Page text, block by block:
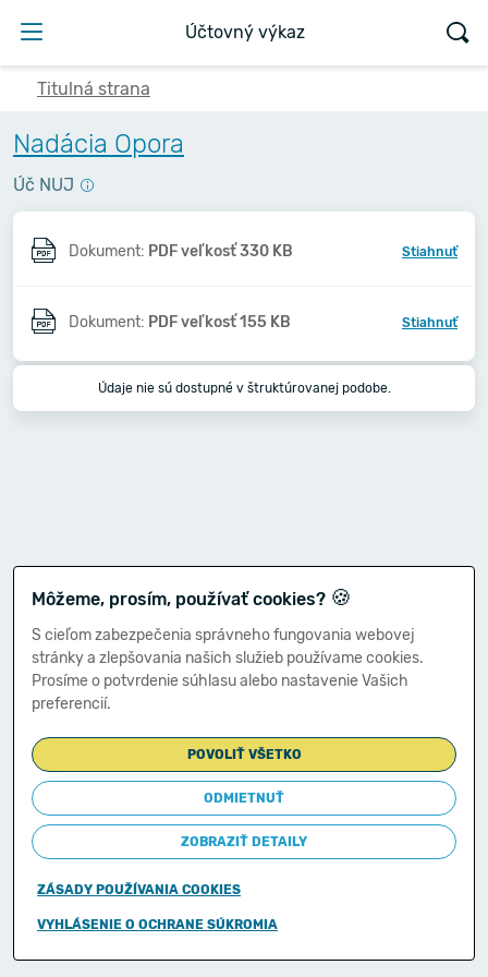
Účtovný výkaz
Titulná strana
Nadácia Opora
Úč NUJ
Dokument: PDF veľkosť 330 KB Stiahnuť
Dokument: PDF veľkosť 155 KB Stiahnuť
Údaje nie sú dostupné v štruktúrovanej podobe.
Môžeme, prosím, používať cookies? 🍪
S cieľom zabezpečenia správneho fungovania webovej
stránky a zlepšovania našich služieb používame cookies.
Prosíme o potvrdenie súhlasu alebo nastavenie Vašich
preferencií.
POVOLIŤ VŠETKO
ODMIETNUŤ
ZOBRAZIŤ DETAILY
ZÁSADY POUŽÍVANIA COOKIES
VYHLÁSENIE O OCHRANE SÚKROMIA
Copyright © 2011-2026